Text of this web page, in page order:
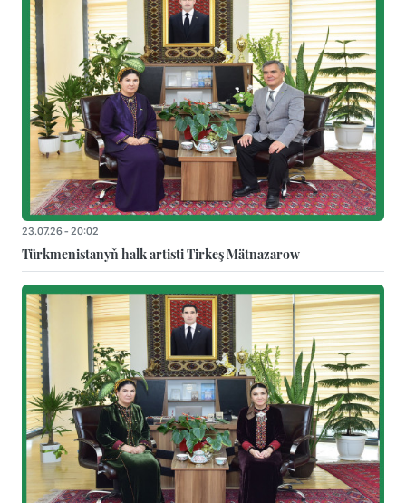
23.07.26 - 20:02
Türkmenistanyň halk artisti Tirkeş Mätnazarow